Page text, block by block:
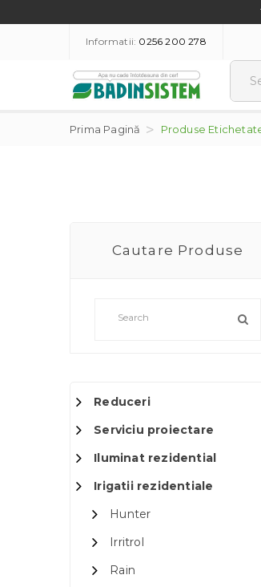
Informatii: 0256 200 278
Prima Pagină Produse
Cautare Produse
Reduceri
Serviciu proiectare
Iluminat rezidential
Irigatii rezidentiale
Hunter
Irritrol
Rain